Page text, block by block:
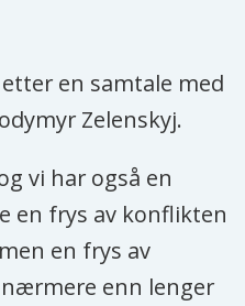
en samtale med
Zelenskyj.
vi har også en
en frys av konflikten
en frys av
enn lenger